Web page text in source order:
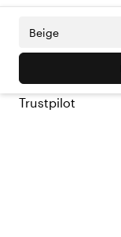
Beige
Trustpilot